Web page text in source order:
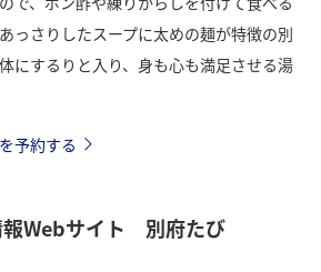
っさりしたスープに太めの麺が特徴の別
にするりと入り、身も心も満足させる湯
予約する
報Webサイト 別府たび